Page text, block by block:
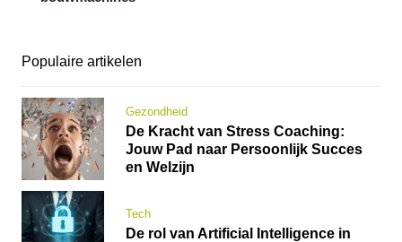
Populaire artikelen
Gezondheid
De Kracht van Stress Coaching:
Jouw Pad naar Persoonlijk Succes
en Welzijn
Tech
De rol van Artificial Intelligence in